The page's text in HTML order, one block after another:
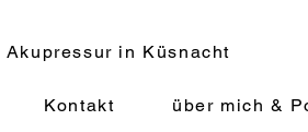
Akupressur in Küsnacht
Kontakt über mich &